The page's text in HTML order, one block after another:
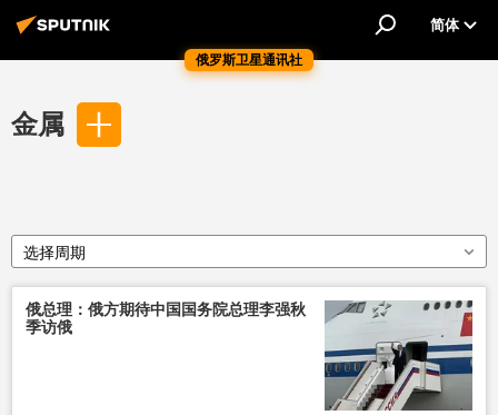
俄罗斯卫星通讯社
简体
金属
选择周期
俄总理：俄方期待中国国务院总理李强秋
季访俄